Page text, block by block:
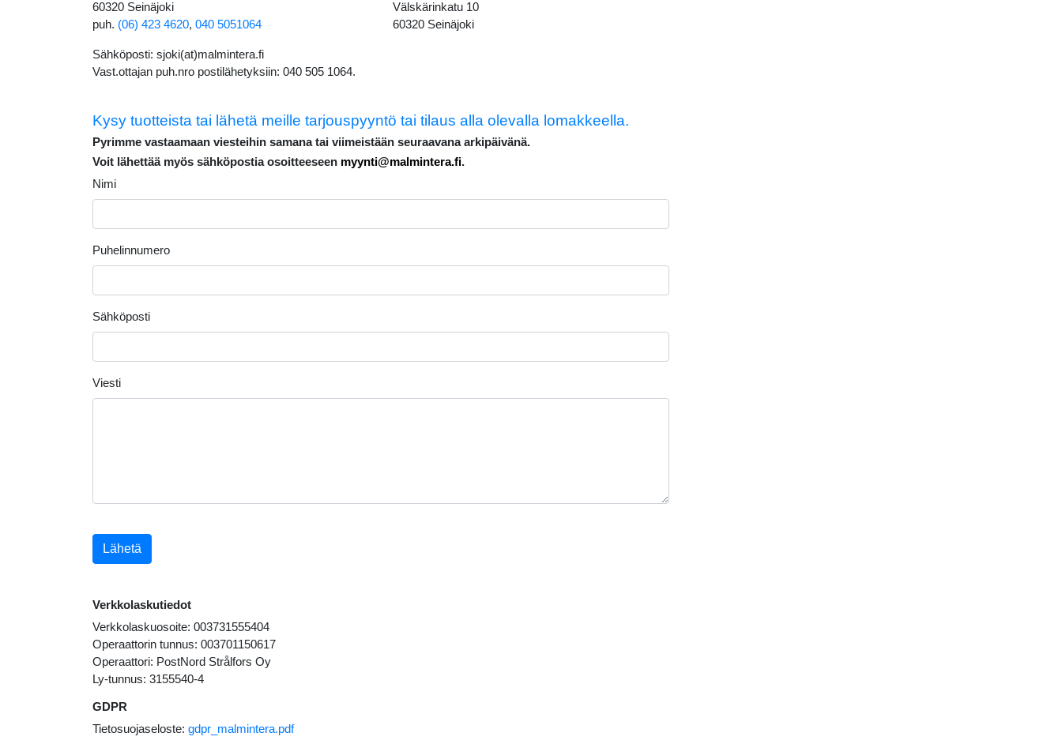
60320 Seinäjoki
puh. (06) 423 4620, 040 5051064
Sähköposti: sjoki(at)malmintera.fi
Vast.ottajan puh.nro postilähetyksiin: 040 505 1064.
Välskärinkatu 10
60320 Seinäjoki
Kysy tuotteista tai lähetä meille tarjouspyyntö tai tilaus alla olevalla lomakkeella.
Pyrimme vastaamaan viesteihin samana tai viimeistään seuraavana arkipäivänä.
Voit lähettää myös sähköpostia osoitteeseen myynti@malmintera.fi.
Nimi
Puhelinnumero
Sähköposti
Viesti
Lähetä
Verkkolaskutiedot
Verkkolaskuosoite: 003731555404
Operaattorin tunnus: 003701150617
Operaattori: PostNord Strålfors Oy
Ly-tunnus: 3155540-4
GDPR
Tietosuojaseloste: gdpr_malmintera.pdf